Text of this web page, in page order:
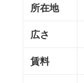
所在地
広さ
賃料